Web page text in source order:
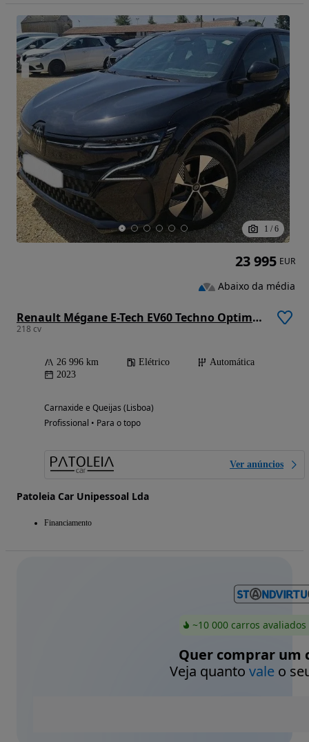
1 / 6
Renault Mégane E-Tech EV60 Techno Optimum Charge
218 cv
26 996 km Elétrico
Automática
2023
Carnaxide e Queijas (Lisboa)
Profissional • Para o topo
Ver anúncios
Patoleia Car Unipessoal Lda
Financiamento
23 995 EUR
Abaixo da média
~10 000 carros
Quer comprar um
Veja quanto valeo